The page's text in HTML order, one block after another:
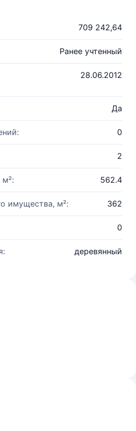
709 242,64
Ранее учтенный
28.06.2012
Да
0
2
562.4
имущества, м²: 362
0
деревянный